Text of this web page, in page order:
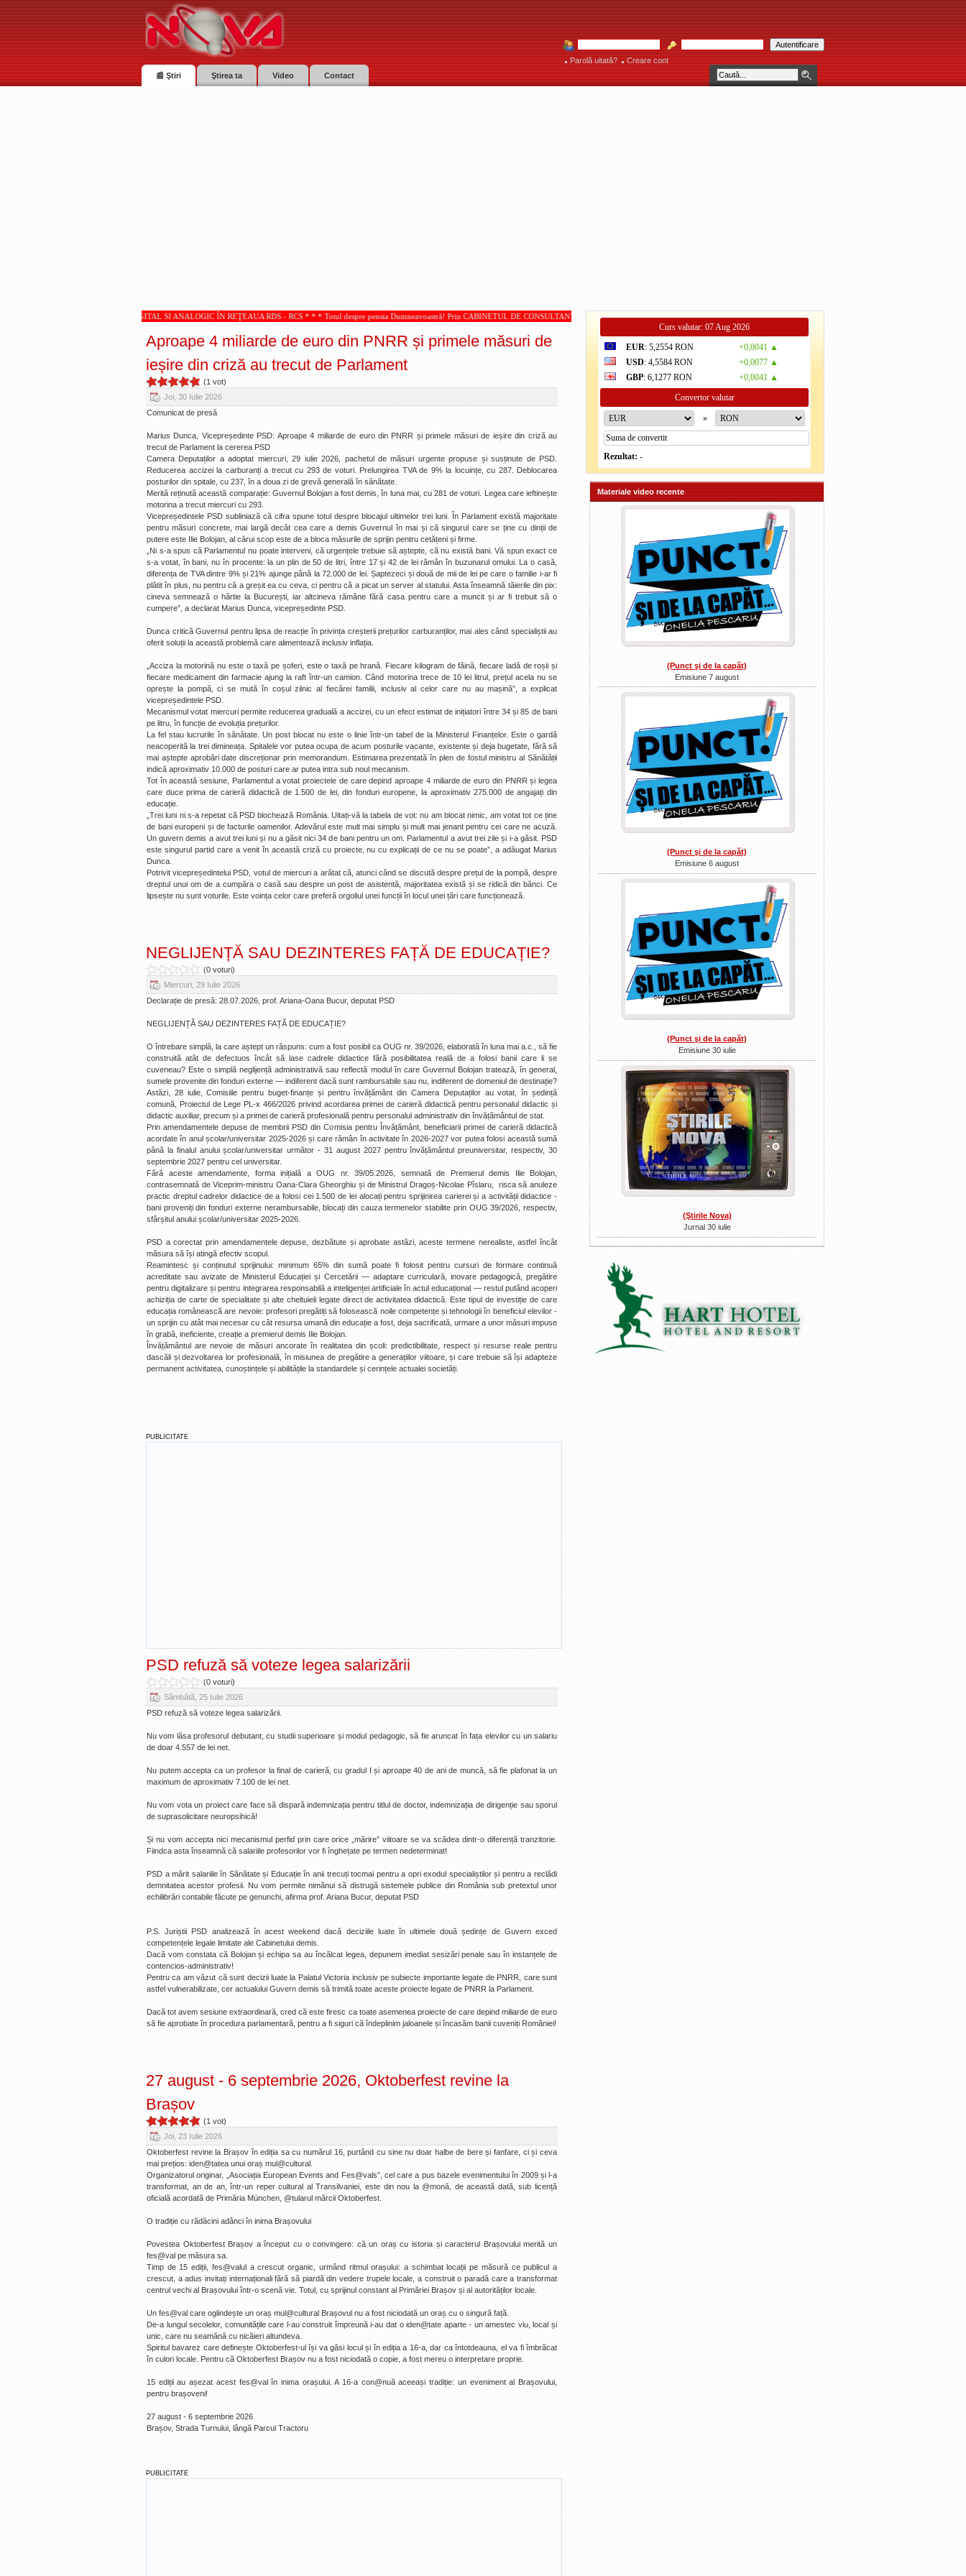
Parolă uitată?
Creare cont
📰 Ştiri
Ştirea ta Video Contact
RECEPŢIONATE DIGITAL SI ANALOGIC ÎN REŢEAUA RDS - RCS * * * Totul despre pensia Dumneavoastră! Prin CABINETUL DE CONSULTANŢĂ PENSII, acordate de IOAN PAMPARĂU! * * * Consultaţiile se acordă individual pe bază de programare telefonică la 0799
Aproape 4 miliarde de euro din PNRR și primele măsuri de
ieșire din criză au trecut de Parlament
(1 vot)
Joi, 30 Iulie 2026
Comunicat de presă
Marius Dunca, Vicepreședinte PSD: Aproape 4 miliarde de euro din PNRR și primele măsuri de ieșire din criză au
trecut de Parlament la cererea PSD
Camera Deputaților a adoptat miercuri, 29 iulie 2026, pachetul de măsuri urgente propuse și susținute de PSD.
Reducerea accizei la carburanți a trecut cu 293 de voturi. Prelungirea TVA de 9% la locuințe, cu 287. Deblocarea
posturilor din spitale, cu 237, în a doua zi de grevă generală în sănătate.
Merită reținută această comparație: Guvernul Bolojan a fost demis, în luna mai, cu 281 de voturi. Legea care ieftinește
motorina a trecut miercuri cu 293.
Vicepreședintele PSD subliniază că cifra spune totul despre blocajul ultimelor trei luni. În Parlament există majoritate
pentru măsuri concrete, mai largă decât cea care a demis Guvernul în mai și că singurul care se ține cu dinții de
putere este Ilie Bolojan, al cărui scop este de a bloca măsurile de sprijin pentru cetățeni și firme.
„Ni s-a spus că Parlamentul nu poate interveni, că urgențele trebuie să aștepte, că nu există bani. Vă spun exact ce
s-a votat, în bani, nu în procente: la un plin de 50 de litri, între 17 și 42 de lei rămân în buzunarul omului. La o casă,
diferența de TVA dintre 9% și 21% ajunge până la 72.000 de lei. Șaptezeci și două de mii de lei pe care o familie i-ar fi
plătit în plus, nu pentru că a greșit ea cu ceva, ci pentru că a picat un server al statului. Asta înseamnă tăierile din pix:
cineva semnează o hârtie la București, iar altcineva rămâne fără casa pentru care a muncit și ar fi trebuit să o
cumpere”, a declarat Marius Dunca, vicepreședinte PSD.
Dunca critică Guvernul pentru lipsa de reacție în privința creșterii prețurilor carburanților, mai ales când specialiștii au
oferit soluții la această problemă care alimentează inclusiv inflația.
„Acciza la motorină nu este o taxă pe șoferi, este o taxă pe hrană. Fiecare kilogram de făină, fiecare ladă de roșii și
fiecare medicament din farmacie ajung la raft într-un camion. Când motorina trece de 10 lei litrul, prețul acela nu se
oprește la pompă, ci se mută în coșul zilnic al fiecărei familii, inclusiv al celor care nu au mașină”, a explicat
vicepreședintele PSD.
Mecanismul votat miercuri permite reducerea graduală a accizei, cu un efect estimat de inițiatori între 34 și 85 de bani
pe litru, în funcție de evoluția prețurilor.
La fel stau lucrurile în sănătate. Un post blocat nu este o linie într-un tabel de la Ministerul Finanțelor. Este o gardă
neacoperită la trei dimineața. Spitalele vor putea ocupa de acum posturile vacante, existente și deja bugetate, fără să
mai aștepte aprobări date discreționar prin memorandum. Estimarea prezentată în plen de fostul ministru al Sănătății
indică aproximativ 10.000 de posturi care ar putea intra sub noul mecanism.
Tot în această sesiune, Parlamentul a votat proiectele de care depind aproape 4 miliarde de euro din PNRR și legea
care duce prima de carieră didactică de 1.500 de lei, din fonduri europene, la aproximativ 275.000 de angajați din
educație.
„Trei luni ni s-a repetat că PSD blochează România. Uitați-vă la tabela de vot: nu am blocat nimic, am votat tot ce ține
de bani europeni și de facturile oamenilor. Adevărul este mult mai simplu și mult mai jenant pentru cei care ne acuză.
Un guvern demis a avut trei luni și nu a găsit nici 34 de bani pentru un om. Parlamentul a avut trei zile și i-a găsit. PSD
este singurul partid care a venit în această criză cu proiecte, nu cu explicații de ce nu se poate”, a adăugat Marius
Dunca.
Potrivit vicepreședintelui PSD, votul de miercuri a arătat că, atunci când se discută despre prețul de la pompă, despre
dreptul unui om de a cumpăra o casă sau despre un post de asistentă, majoritatea există și se ridică din bănci. Ce
lipsește nu sunt voturile. Este voința celor care preferă orgoliul unei funcții în locul unei țări care funcționează.
NEGLIJENȚĂ SAU DEZINTERES FAȚĂ DE EDUCAȚIE?
(0 voturi)
Miercuri, 29 Iulie 2026
Declarație de presă: 28.07.2026, prof. Ariana-Oana Bucur, deputat PSD
NEGLIJENȚĂ SAU DEZINTERES FAȚĂ DE EDUCAȚIE?
O întrebare simplă, la care aștept un răspuns: cum a fost posibil ca OUG nr. 39/2026, elaborată în luna mai a.c., să fie
construită atât de defectuos încât să lase cadrele didactice fără posibilitatea reală de a folosi banii care li se
cuveneau? Este o simplă neglijență administrativă sau reflectă modul în care Guvernul Bolojan tratează, în general,
sumele provenite din fonduri externe — indiferent dacă sunt rambursabile sau nu, indiferent de domeniul de destinație?
Astăzi, 28 iulie, Comisiile pentru buget-finanțe și pentru învățământ din Camera Deputaților au votat, în ședință
comună, Proiectul de Lege PL-x 466/2026 privind acordarea primei de carieră didactică pentru personalul didactic și
didactic auxiliar, precum și a primei de carieră profesională pentru personalul administrativ din învățământul de stat.
Prin amendamentele depuse de membrii PSD din Comisia pentru Învățământ, beneficiarii primei de carieră didactică
acordate în anul școlar/universitar 2025-2026 și care rămân în activitate în 2026-2027 vor putea folosi această sumă
până la finalul anului școlar/universitar următor - 31 august 2027 pentru învățământul preuniversitar, respectiv, 30
septembrie 2027 pentru cel universitar.
Fără aceste amendamente, forma inițială a OUG nr. 39/05.2026, semnată de Premierul demis Ilie Bolojan,
contrasemnată de Viceprim-ministru Oana-Clara Gheorghiu și de Ministrul Dragoș-Nicolae Pîslaru, risca să anuleze
practic dreptul cadrelor didactice de a folosi cei 1.500 de lei alocați pentru sprijinirea carierei și a activității didactice -
bani proveniți din fonduri externe nerambursabile, blocați din cauza termenelor stabilite prin OUG 39/2026, respectiv,
sfârșitul anului școlar/universitar 2025-2026.
PSD a corectat prin amendamentele depuse, dezbătute și aprobate astăzi, aceste termene nerealiste, astfel încât
măsura să își atingă efectiv scopul.
Reamintesc și conținutul sprijinului: minimum 65% din sumă poate fi folosit pentru cursuri de formare continuă
acreditate sau avizate de Ministerul Educației și Cercetării — adaptare curriculară, inovare pedagogică, pregătire
pentru digitalizare și pentru integrarea responsabilă a inteligenței artificiale în actul educațional — restul putând acoperi
achiziția de carte de specialitate și alte cheltuieli legate direct de activitatea didactică. Este tipul de investiție de care
educația românească are nevoie: profesori pregătiți să folosească noile competențe și tehnologii în beneficiul elevilor -
un sprijin cu atât mai necesar cu cât resursa umană din educație a fost, deja sacrificată, urmare a unor măsuri impuse
în grabă, ineficiente, creație a premierul demis Ilie Bolojan.
Învățământul are nevoie de măsuri ancorate în realitatea din școli: predictibilitate, respect și resurse reale pentru
dascăli și dezvoltarea lor profesională, în misiunea de pregătire a generațiilor viitoare, și care trebuie să își adapteze
permanent activitatea, cunoștințele și abilitățile la standardele și cerințele actualei societăți.
PUBLICITATE
PSD refuză să voteze legea salarizării
(0 voturi)
Sâmbătă, 25 Iulie 2026
PSD refuză să voteze legea salarizării.
Nu vom lăsa profesorul debutant, cu studii superioare și modul pedagogic, să fie aruncat în fața elevilor cu un salariu
de doar 4.557 de lei net.
Nu putem accepta ca un profesor la final de carieră, cu gradul I și aproape 40 de ani de muncă, să fie plafonat la un
maximum de aproximativ 7.100 de lei net.
Nu vom vota un proiect care face să dispară indemnizația pentru titlul de doctor, indemnizația de dirigenție sau sporul
de suprasolicitare neuropsihică!
Și nu vom accepta nici mecanismul perfid prin care orice „mărire” viitoare se va scădea dintr-o diferență tranzitorie.
Fiindca asta înseamnă că salariile profesorilor vor fi înghețate pe termen nedeterminat!
PSD a mărit salariile în Sănătate și Educație în anii trecuți tocmai pentru a opri exodul specialiștilor și pentru a reclădi
demnitatea acestor profesii. Nu vom permite nimănui să distrugă sistemele publice din România sub pretextul unor
echilibrări contabile făcute pe genunchi, afirma prof. Ariana Bucur, deputat PSD
P.S. Juriștii PSD analizează în acest weekend dacă deciziile luate în ultimele două ședințe de Guvern exced
competențele legale limitate ale Cabinetului demis.
Dacă vom constata că Bolojan și echipa sa au încălcat legea, depunem imediat sesizări penale sau în instanțele de
contencios-administrativ!
Pentru ca am văzut că sunt decizii luate la Palatul Victoria inclusiv pe subiecte importante legate de PNRR, care sunt
astfel vulnerabilizate, cer actualului Guvern demis să trimită toate aceste proiecte legate de PNRR la Parlament.
Dacă tot avem sesiune extraordinară, cred că este firesc ca toate asemenea proiecte de care depind miliarde de euro
să fie aprobate în procedura parlamentară, pentru a fi siguri că îndeplinim jaloanele și încasăm banii cuveniți României!
27 august - 6 septembrie 2026, Oktoberfest revine la
Brașov
(1 vot)
Joi, 23 Iulie 2026
Oktoberfest revine la Brașov în ediția sa cu numărul 16, purtând cu sine nu doar halbe de bere și fanfare, ci și ceva
mai prețios: iden@tatea unui oraș mul@cultural.
Organizatorul originar, „Asociația European Events and Fes@vals”, cel care a pus bazele evenimentului în 2009 și l-a
transformat, an de an, într-un reper cultural al Transilvaniei, este din nou la @monă, de această dată, sub licență
oficială acordată de Primăria München, @tularul mărcii Oktoberfest.
O tradiție cu rădăcini adânci în inima Brașovului
Povestea Oktoberfest Brașov a început cu o convingere: că un oraș cu istoria și caracterul Brașovului merită un
fes@val pe măsura sa.
Timp de 15 ediții, fes@valul a crescut organic, urmând ritmul orașului: a schimbat locații pe măsură ce publicul a
crescut, a adus invitați internaționali fără să piardă din vedere trupele locale, a construit o paradă care a transformat
centrul vechi al Brașovului într-o scenă vie. Totul, cu sprijinul constant al Primăriei Brașov și al autorităților locale.
Un fes@val care oglindește un oraș mul@cultural Brașovul nu a fost niciodată un oraș cu o singură față.
De-a lungul secolelor, comunitățile care l-au construit împreună i-au dat o iden@tate aparte - un amestec viu, local și
unic, care nu seamănă cu nicăieri altundeva.
Spiritul bavarez care definește Oktoberfest-ul își va găsi locul și în ediția a 16-a, dar ca întotdeauna, el va fi îmbrăcat
în culori locale. Pentru că Oktoberfest Brașov nu a fost niciodată o copie, a fost mereu o interpretare proprie.
15 ediții au așezat acest fes@val în inima orașului. A 16-a con@nuă aceeași tradiție: un eveniment al Brașovului,
pentru brașoveni!
27 august - 6 septembrie 2026
Brașov, Strada Turnului, lângă Parcul Tractoru
PUBLICITATE
Curs valutar: 07 Aug 2026
EUR: 5,2554 RON
+0,0041 ▲
USD: 4,5584 RON
+0,0077 ▲
GBP: 6,1277 RON
+0,0041 ▲
Convertor valutar
»
Rezultat: -
Materiale video recente
(Punct şi de la capăt)
Emisiune 7 august
(Punct şi de la capăt)
Emisiune 6 august
(Punct şi de la capăt)
Emisiune 30 iulie
(Ştirile Nova)
Jurnal 30 iulie